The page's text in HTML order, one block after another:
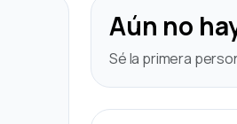
Aún no
Sé la primera